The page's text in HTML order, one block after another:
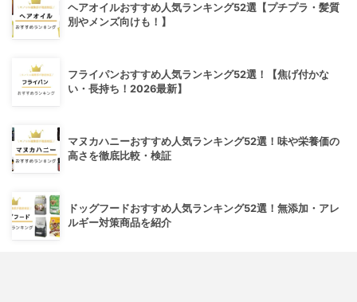
ヘアオイルおすすめ人気ランキング52選【プチプラ・髪質
別やメンズ向けも！】
フライパンおすすめ人気ランキング52選！【焦げ付かな
い・長持ち！2026最新】
マヌカハニーおすすめ人気ランキング52選！味や栄養価の
高さを徹底比較・検証
ドッグフードおすすめ人気ランキング52選！無添加・アレ
ルギー対策商品を紹介